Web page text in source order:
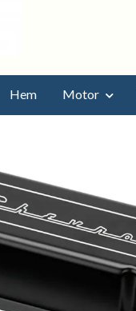
Hem Motor